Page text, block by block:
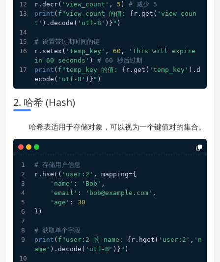
r.decr( 'view_count' , 5 ) # 减少 5
print ( f"view_count 的值: {r.get( 'view_coun
t' ).decode( 'utf-8' )} " )
# 设置带过期时间的键
r.setex( 'temp_key' , 60 ,
'This will expire
in 60 seconds' ) # 60 秒后过期
print ( f"temp_key 的值: {r.get( 'temp_key' ).d
ecode( 'utf-8' )} " )
2. 哈希 (Hash)
哈希表适用于存储对象，可以视为一个键值对的集合。
# 存储用户信息
r.hset( 'user:2' , mapping={
'name' : 'Bob' ,
'email' : 'bob@example.com' ,
'age' : 30
})
# 获取单个字段
print ( f"user:2 的 name: {r.hget( 'user:2' , 'n
ame' ).decode( 'utf-8' )} " )